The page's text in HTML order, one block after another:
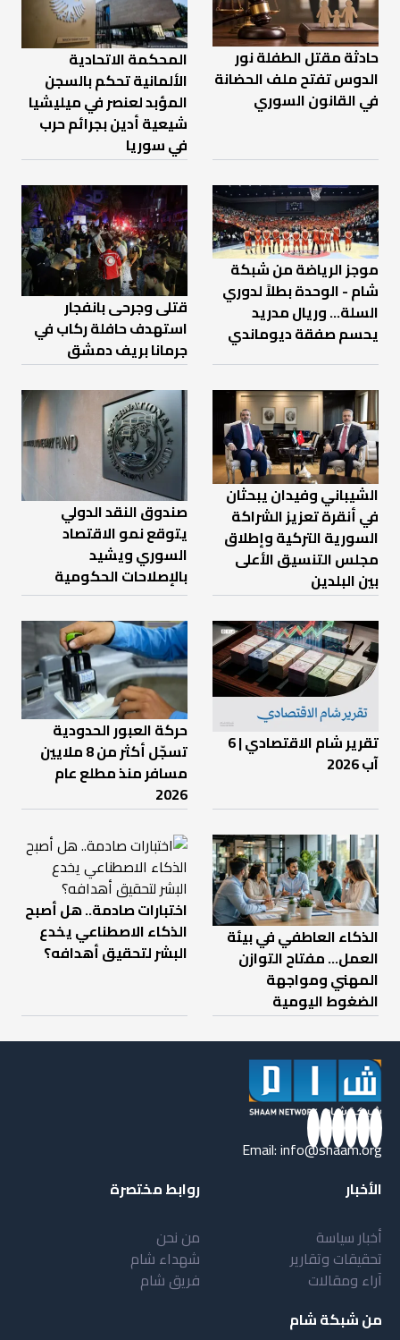
حادثة مقتل الطفلة نور
الدوس تفتح ملف الحضانة
في القانون السوري
المحكمة الاتحادية
الألمانية تحكم بالسجن
المؤبد لعنصر في ميليشيا
شيعية أدين بجرائم حرب
في سوريا
موجز الرياضة من شبكة
شام - الوحدة بطلاً لدوري
السلة... وريال مدريد
يحسم صفقة ديوماندي
قتلى وجرحى بانفجار
استهدف حافلة ركاب في
جرمانا بريف دمشق
الشيباني وفيدان يبحثان
في أنقرة تعزيز الشراكة
السورية التركية وإطلاق
مجلس التنسيق الأعلى
بين البلدين
صندوق النقد الدولي
يتوقع نمو الاقتصاد
السوري ويشيد
بالإصلاحات الحكومية
تقرير شام الاقتصادي | 6
آب 2026
حركة العبور الحدودية
تسجّل أكثر من 8 ملايين
مسافر منذ مطلع عام
2026
الذكاء العاطفي في بيئة
العمل… مفتاح التوازن
المهني ومواجهة
الضغوط اليومية
اختبارات صادمة.. هل أصبح
الذكاء الاصطناعي يخدع
البشر لتحقيق أهدافه؟
Email:info@shaam.org
الأخبار
أخبار سياسة
تحقيقات وتقارير
آراء ومقالات
روابط مختصرة
من نحن
شهداء شام
فريق شام
من شبكة شام